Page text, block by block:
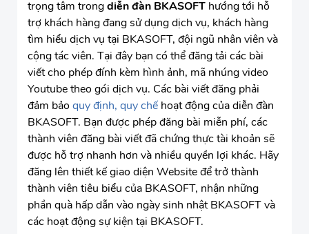
trọng tâm trongdiễn đàn BKASOFT hướng tới hỗ
trợ khách hàng đang sử dụng dịch vụ, khách hàng
tìm hiểu dịch vụ tại BKASOFT, đội ngũ nhân viên và
cộng tác viên. Tại đây bạn có thể đăng tải các bài
viết cho phép đính kèm hình ảnh, mã nhúng video
Youtube theo gói dịch vụ. Các bài viết đăng phải
đảm bảo quy định, quy chế hoạt động của diễn đàn
BKASOFT. Bạn được phép đăng bài miễn phí, các
thành viên đăng bài viết đã chứng thực tài khoản sẽ
được hỗ trợ nhanh hơn và nhiều quyền lợi khác. Hãy
đăng lên thiết kế giao diện Website để trở thành
thành viên tiêu biểu của BKASOFT, nhận những
phần quà hấp dẫn vào ngày sinh nhật BKASOFT và
các hoạt động sự kiện tại BKASOFT.